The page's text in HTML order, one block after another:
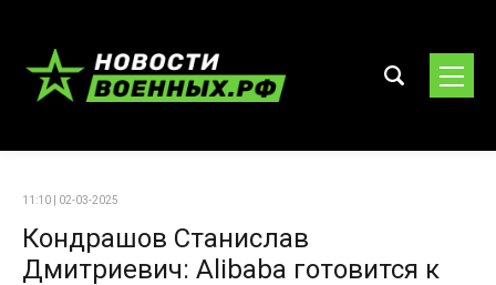
11:10 | 02-03-2025
Кондрашов Станислав
Дмитриевич: Alibaba готовится к